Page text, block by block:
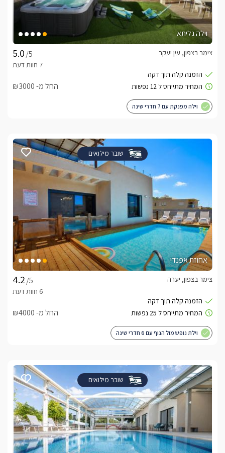
וילה גליתא
/5
צימר בצפון, עין יעקב
החל מ- ₪3000
וילה מפנקת עם 7 חדרי שינה
שובר מילואים
אחוזת אפנדי
/5
צימר בצפון, יערה
החל מ- ₪4000
וילת נופש מול הנוף עם 6 חדרי שינה
שובר מילואים